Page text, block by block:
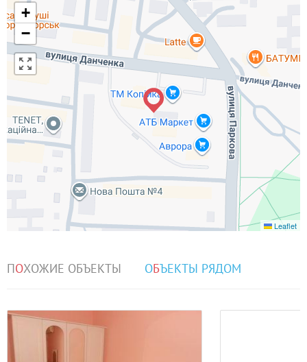
+
−
Leaflet
ПОХОЖИЕ ОБЪЕКТЫ ОБЪЕКТЫ РЯДОМ